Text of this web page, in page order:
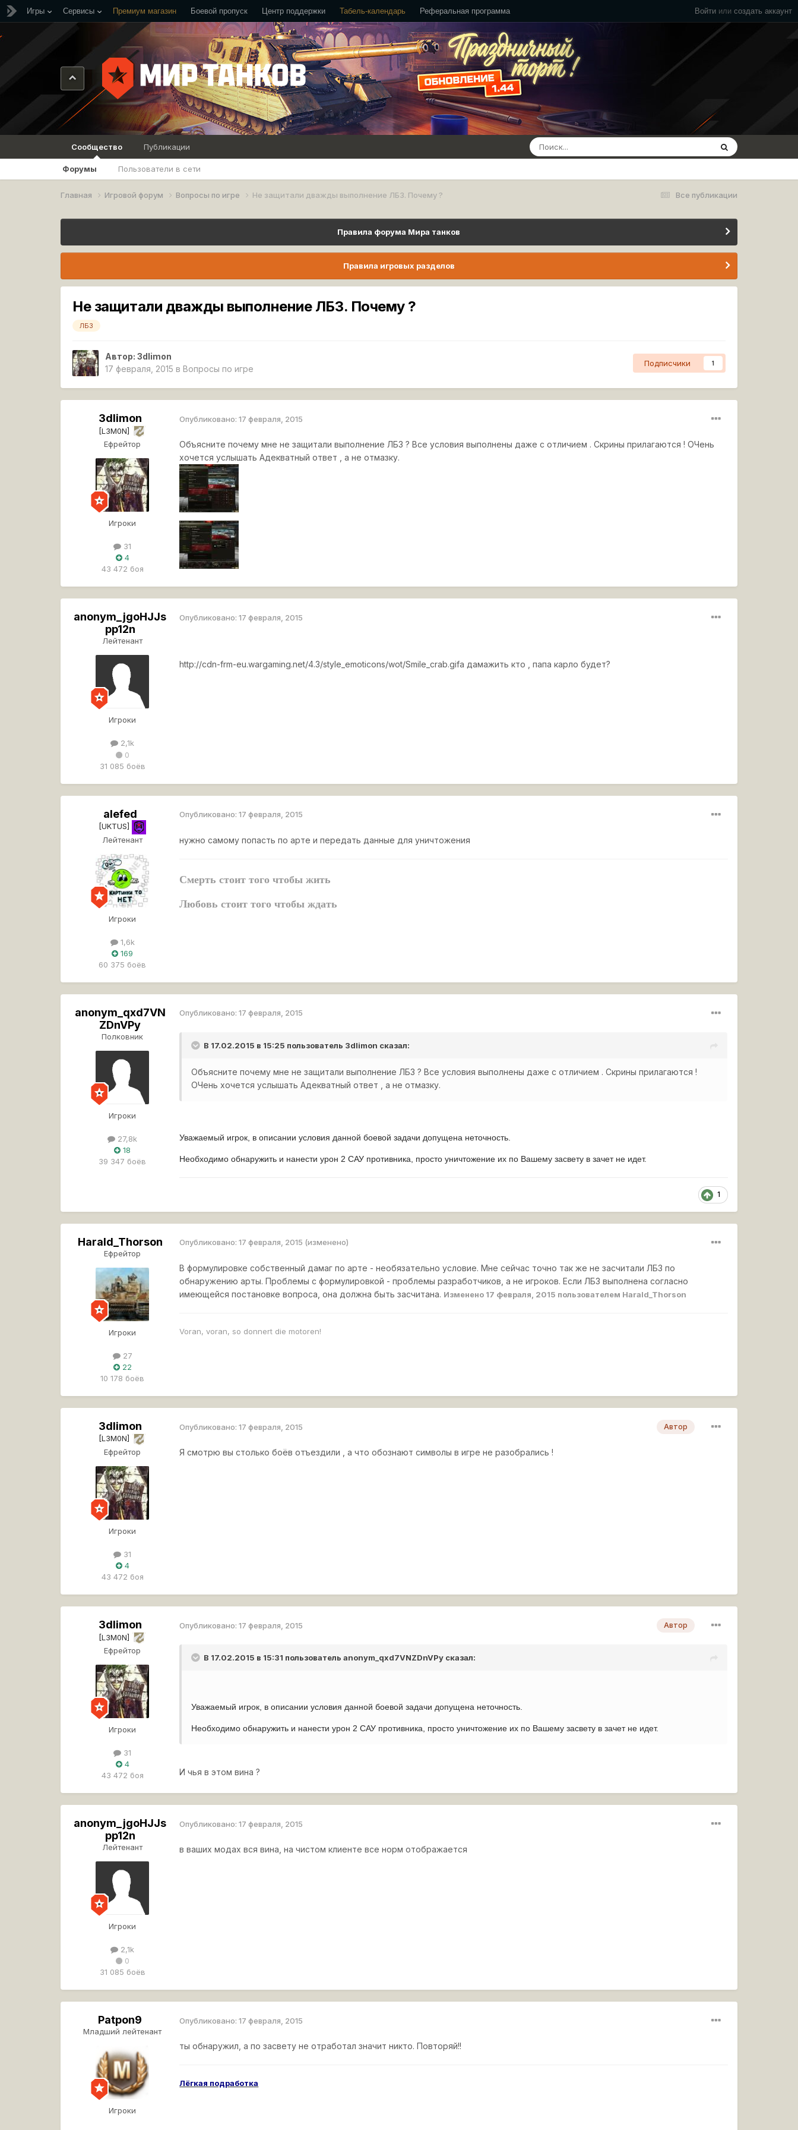
Войти или создать аккаунт
Игры Сервисы Премиум магазин Боевой пропуск Центр поддержки Табель-календарь Реферальная программа
Сообщество
Форумы Пользователи в сети
Публикации
Все публикации
Главная Игровой форум Вопросы по игре Не защитали дважды выполнение ЛБЗ. Почему ?
Правила форума Мира танков
Правила игровых разделов
Не защитали дважды выполнение ЛБЗ. Почему ?
ЛБЗ
Автор:3dlimon
17 февраля, 2015 в Вопросы по игре
Подписчики 1
3dlimon
[L3M0N]
Ефрейтор
Игроки
31
4
43 472 боя
Опубликовано:17 февраля, 2015
Объясните почему мне не защитали выполнение ЛБЗ ? Все условия выполнены даже с отличием . Скрины прилагаются ! ОЧень
хочется услышать Адекватный ответ , а не отмазку.
anonym_jgoHJJs
pp12n
Лейтенант
Игроки
2,1k
0
31 085 боёв
Опубликовано:17 февраля, 2015
http://cdn-frm-eu.wargaming.net/4.3/style_emoticons/wot/Smile_crab.gifа дамажить кто , папа карло будет?
alefed
[UKTUS]
Лейтенант
Игроки
1,6k
169
60 375 боёв
Опубликовано:17 февраля, 2015
нужно самому попасть по арте и передать данные для уничтожения
Смерть стоит того чтобы жить
Любовь стоит того чтобы ждать
anonym_qxd7VN
ZDnVPy
Полковник
Игроки
27,8k
18
39 347 боёв
Опубликовано:17 февраля, 2015
В 17.02.2015 в 15:25 пользователь 3dlimon сказал:
Объясните почему мне не защитали выполнение ЛБЗ ? Все условия выполнены даже с отличием . Скрины прилагаются !
ОЧень хочется услышать Адекватный ответ , а не отмазку.
Уважаемый игрок, в описании условия данной боевой задачи допущена неточность.
Необходимо обнаружить и нанести урон 2 САУ противника, просто уничтожение их по Вашему засвету в зачет не идет.
1
Harald_Thorson
Ефрейтор
Игроки
27
22
10 178 боёв
Опубликовано:17 февраля, 2015 (изменено)
В формулировке собственный дамаг по арте - необязательно условие. Мне сейчас точно так же не засчитали ЛБЗ по
обнаружению арты. Проблемы с формулировкой - проблемы разработчиков, а не игроков. Если ЛБЗ выполнена согласно
имеющейся постановке вопроса, она должна быть засчитана. Изменено 17 февраля, 2015 пользователем Harald_Thorson
Voran, voran, so donnert die motoren!
3dlimon
[L3M0N]
Ефрейтор
Игроки
31
4
43 472 боя
Автор
Опубликовано:17 февраля, 2015
Я смотрю вы столько боёв отъездили , а что обознают символы в игре не разобрались !
3dlimon
[L3M0N]
Ефрейтор
Игроки
31
4
43 472 боя
Автор
Опубликовано:17 февраля, 2015
В 17.02.2015 в 15:31 пользовательanonym_qxd7VNZDnVPy сказал:
Уважаемый игрок, в описании условия данной боевой задачи допущена неточность.
Необходимо обнаружить и нанести урон 2 САУ противника, просто уничтожение их по Вашему засвету в зачет не идет.
И чья в этом вина ?
anonym_jgoHJJs
pp12n
Лейтенант
Игроки
2,1k
0
31 085 боёв
Опубликовано:17 февраля, 2015
в ваших модах вся вина, на чистом клиенте все норм отображается
Patpon9
Младший лейтенант
Игроки
Опубликовано:17 февраля, 2015
ты обнаружил, а по засвету не отработал значит никто. Повторяй!!
Лёгкая подработка